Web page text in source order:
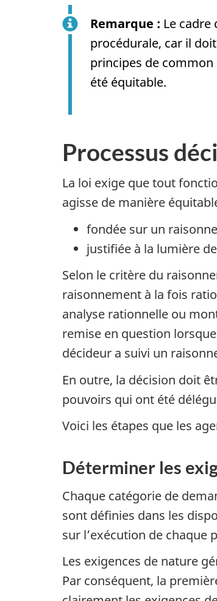
Remarque : Le cadre
procédurale, car il
principes de common
été équitable.
Processus
La loi exige que tout
agisse de manière
fondée sur un
justifiée à la lumière
Selon le critère du
raisonnement à la fois
analyse rationnelle ou
remise en question
décideur a suivi un
En outre, la décision doit
pouvoirs qui ont été
Voici les étapes que les
Déterminer les
Chaque catégorie de
sont définies dans les
sur l’exécution de chaque
Les exigences de nature
Par conséquent, la